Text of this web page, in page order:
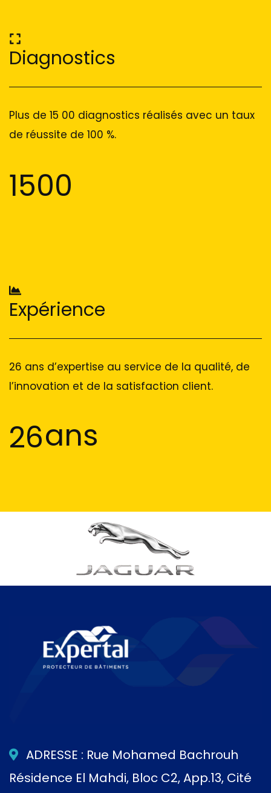
Diagnostics
Plus de 15 00 diagnostics réalisés avec un taux
de réussite de 100 %.
1500
Expérience
26 ans d’expertise au service de la qualité, de
l’innovation et de la satisfaction client.
26ans
ADRESSE : Rue Mohamed Bachrouh
Résidence El Mahdi, Bloc C2, App.13, Cité